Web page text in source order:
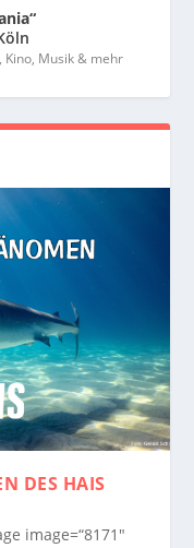
Kino, Musik & mehr
DES HAIS
image=“8171″